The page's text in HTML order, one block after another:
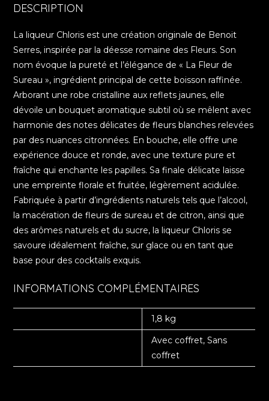
DESCRIPTION
La liqueur Chloris est une création originale de Benoit
Serres, inspirée par la déesse romaine des Fleurs. Son
nom évoque la pureté et l’élégance de « La Fleur de
Sureau », ingrédient principal de cette boisson raffinée.
Arborant une robe cristalline aux reflets jaunes, elle
dévoile un bouquet aromatique subtil où se mêlent avec
harmonie des notes délicates de fleurs blanches relevées
par des nuances citronnées. En bouche, elle offre une
expérience douce et ronde, avec une texture pure et
fraîche qui enchante les papilles. Sa finale délicate laisse
une empreinte florale et fruitée, légèrement acidulée.
Fabriquée à partir d’ingrédients naturels tels que l’alcool,
la macération de fleurs de sureau et de citron, ainsi que
des arômes naturels et du sucre, la liqueur Chloris se
savoure idéalement fraîche, sur glace ou en tant que
base pour des cocktails exquis.
INFORMATIONS COMPLÉMENTAIRES
1,8 kg
Avec coffret, Sans
coffret